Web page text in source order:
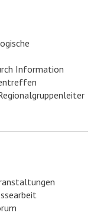
Information